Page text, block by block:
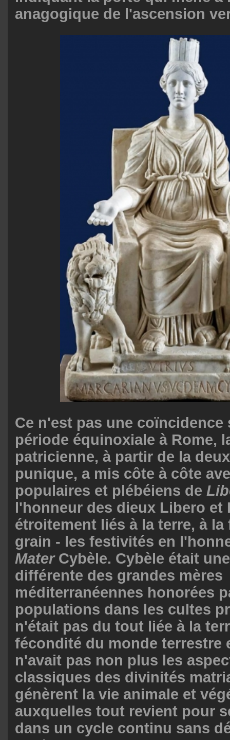
anagogique de l'ascension
Ce n'est pas une coïncidence
période équinoxiale à Rome,
patricienne, à partir de la
punique, a mis côte à côte
populaires et plébéiens de
l'honneur des dieux Libero et
étroitement liés à la terre, à
grain - les festivités en
Mater Cybèle. Cybèle était
différente des grandes mères
méditerranéennes honorées
populations dans les cultes
n'était pas du tout liée à la
fécondité du monde terrestre
n'avait pas non plus les
classiques des divinités
génèrent la vie animale et
auxquelles tout revient pour
dans un cycle continu sans